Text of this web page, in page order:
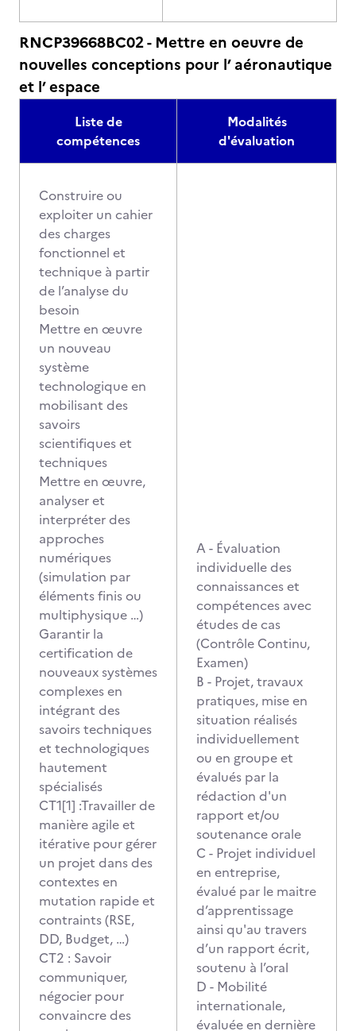
RNCP39668BC02 - Mettre en oeuvre de
nouvelles conceptions pour l’ aéronautique
et l’ espace
Liste de
compétences
Modalités
d'évaluation
Construire ou
exploiter un cahier
des charges
fonctionnel et
technique à partir
de l’analyse du
besoin
Mettre en œuvre
un nouveau
système
technologique en
mobilisant des
savoirs
scientifiques et
techniques
Mettre en œuvre,
analyser et
interpréter des
approches
numériques
(simulation par
éléments finis ou
multiphysique …)
Garantir la
certification de
nouveaux systèmes
complexes en
intégrant des
savoirs techniques
et technologiques
hautement
spécialisés
CT1[1] :Travailler de
manière agile et
itérative pour gérer
un projet dans des
contextes en
mutation rapide et
contraints (RSE,
DD, Budget, …)
CT2 : Savoir
communiquer,
négocier pour
convaincre des
A - Évaluation
individuelle des
connaissances et
compétences avec
études de cas
(Contrôle Continu,
Examen)
B - Projet, travaux
pratiques, mise en
situation réalisés
individuellement
ou en groupe et
évalués par la
rédaction d'un
rapport et/ou
soutenance orale
C - Projet individuel
en entreprise,
évalué par le maitre
d’apprentissage
ainsi qu'au travers
d’un rapport écrit,
soutenu à l’oral
D - Mobilité
internationale,
évaluée en dernière